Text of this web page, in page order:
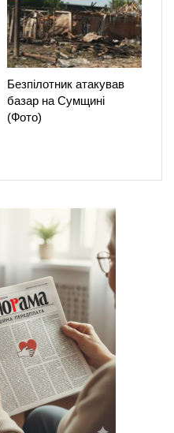
Безпілотник атакував
базар на Сумщині
(Фото)